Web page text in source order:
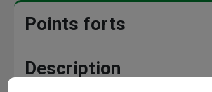
Points forts
Description